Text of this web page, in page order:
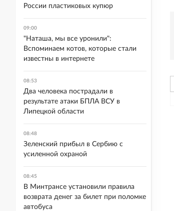
России пластиковых купюр
09:00
"Наташа, мы все уронили":
Вспоминаем котов, которые стали
известны в интернете
08:53
Два человека пострадали в
результате атаки БПЛА ВСУ в
Липецкой области
08:48
Зеленский прибыл в Сербию с
усиленной охраной
08:45
В Минтрансе установили правила
возврата денег за билет при поломке
автобуса